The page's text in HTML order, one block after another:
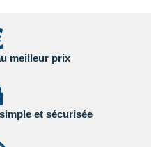
meilleur prix
et sécurisée